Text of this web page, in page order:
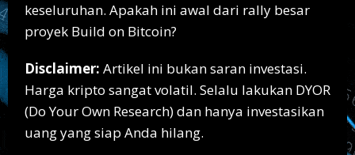
keseluruhan. Apakah ini awal dari rally besar
proyek Build on Bitcoin?
Disclaimer: Artikel ini bukan saran investasi.
Harga kripto sangat volatil. Selalu lakukan DYOR
(Do Your Own Research) dan hanya investasikan
uang yang siap Anda hilang.